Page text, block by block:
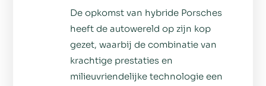
De opkomst van hybride Porsches
heeft de autowereld op zijn kop
gezet, waarbij de combinatie van
krachtige prestaties en
milieuvriendelijke technologie een